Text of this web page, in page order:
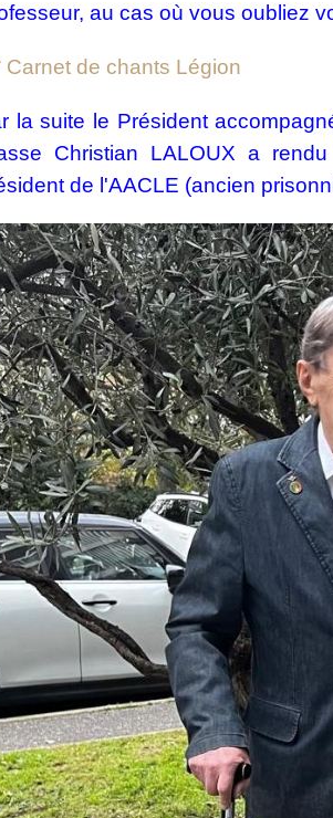
au cas où vous oubliez
Carnet de chants Légion
la suite le Président
Christian LALOUX a
de l'AACLE (ancien